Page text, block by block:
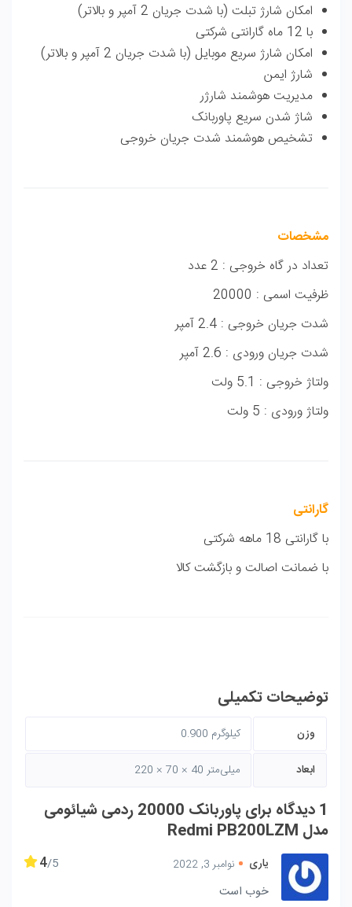
امکان شارژ تبلت (با شدت جریان 2 آمپر و بالاتر)
با 12 ماه گارانتی شرکتی
امکان شارژ سریع موبایل (با شدت جریان 2 آمپر و بالاتر)
شارژ ایمن
مدیریت هوشمند شارژر
شاژ شدن سریع پاوربانک
تشخیص هوشمند شدت جریان خروجی
مشخصات
تعداد در گاه خروجی : 2 عدد
ظرفیت اسمی : 20000
شدت جریان خروجی : 2.4 آمپر
شدت جریان ورودی : 2.6 آمپر
ولتاژ خروجی : 5.1 ولت
ولتاژ ورودی : 5 ولت
گارانتی
با گارانتی 18 ماهه شرکتی
با ضمانت اصالت و بازگشت کالا
توضیحات تکمیلی
وزن 0.900 کیلوگرم
ابعاد 220 × 70 × 40 میلی‌متر
1 دیدگاه برای
پاوربانک 20000 ردمی شیائومی
مدل Redmi PB200LZM
4 یاری نوامبر 3, 2022
خوب است